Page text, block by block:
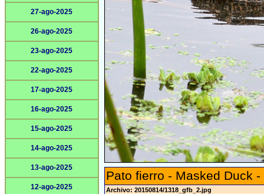
27-ago-2025
26-ago-2025
23-ago-2025
22-ago-2025
17-ago-2025
16-ago-2025
15-ago-2025
14-ago-2025
13-ago-2025
12-ago-2025
Pato fierro - Masked Duck -
Archivo: 20150814/1318_gfb_2.jpg